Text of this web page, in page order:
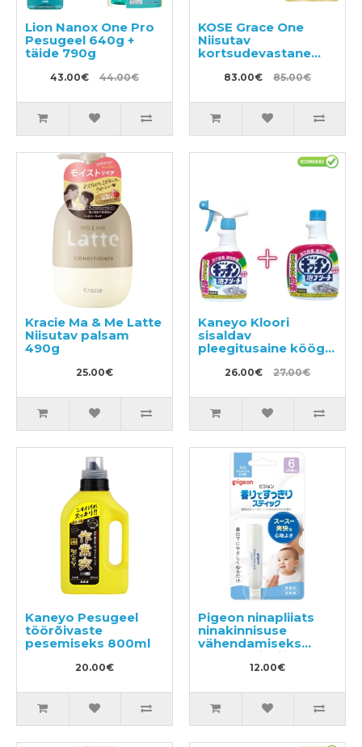
Lion Nanox One Pro
Pesugeel 640g +
täide 790g
43.00€ 44.00€
KOSE Grace One
Niisutav
kortsudevastane
+ täitepakend 90g
83.00€ 85.00€
Kracie Ma & Me Latte
Niisutav palsam
490g
25.00€
Kaneyo Kloori
sisaldav
pleegitusaine köögi
jaoks 400ml + täide
400ml26.00€ 27.00€
Kaneyo Pesugeel
töörõivaste
pesemiseks 800ml
20.00€
Pigeon ninapliiats
ninakinnisuse
vähendamiseks
elukalüpti õli ja
piparmündiga alates
12.00€